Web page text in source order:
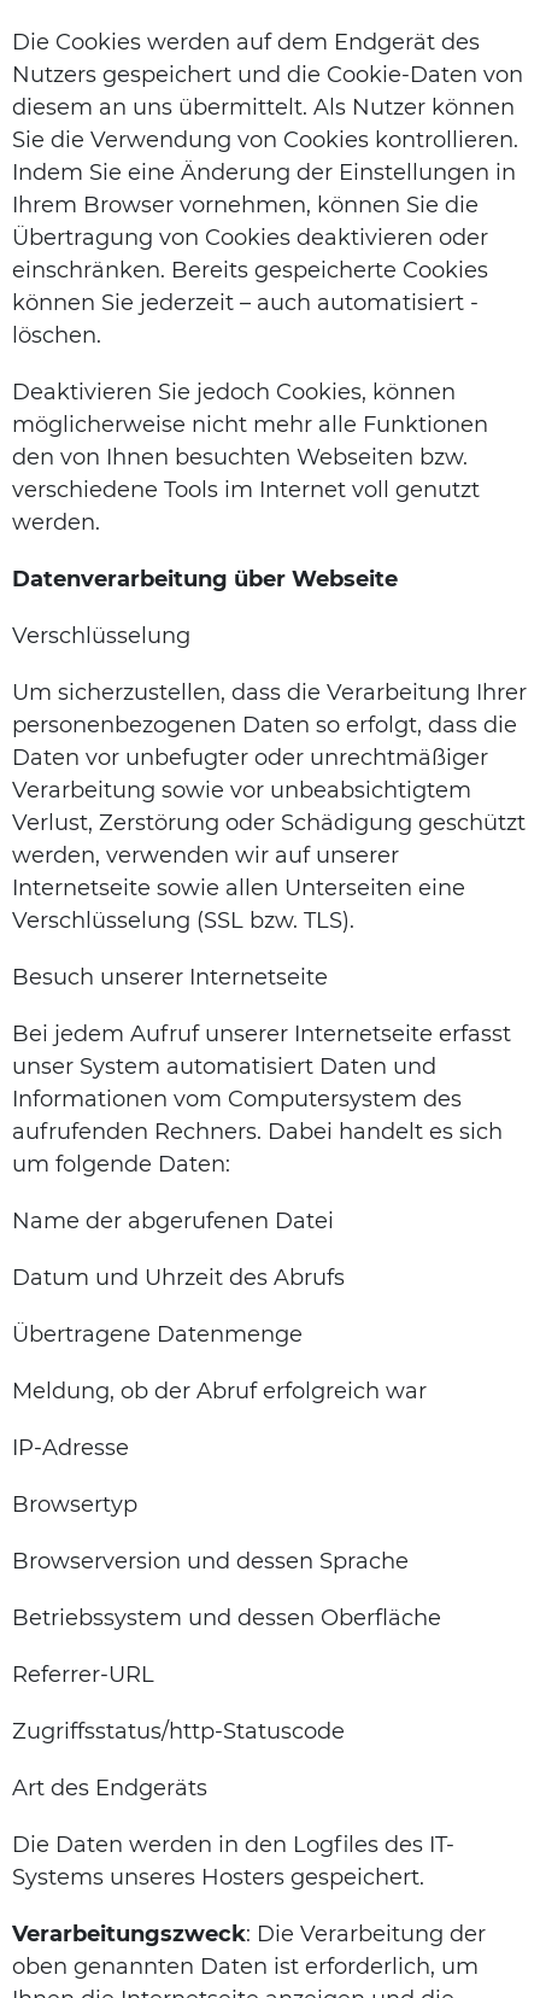
Die Cookies werden auf dem Endgerät des
Nutzers gespeichert und die Cookie-Daten von
diesem an uns übermittelt. Als Nutzer können
Sie die Verwendung von Cookies kontrollieren.
Indem Sie eine Änderung der Einstellungen in
Ihrem Browser vornehmen, können Sie die
Übertragung von Cookies deaktivieren oder
einschränken. Bereits gespeicherte Cookies
können Sie jederzeit – auch automatisiert -
löschen.
Deaktivieren Sie jedoch Cookies, können
möglicherweise nicht mehr alle Funktionen
den von Ihnen besuchten Webseiten bzw.
verschiedene Tools im Internet voll genutzt
werden.
Datenverarbeitung über Webseite
Verschlüsselung
Um sicherzustellen, dass die Verarbeitung Ihrer
personenbezogenen Daten so erfolgt, dass die
Daten vor unbefugter oder unrechtmäßiger
Verarbeitung sowie vor unbeabsichtigtem
Verlust, Zerstörung oder Schädigung geschützt
werden, verwenden wir auf unserer
Internetseite sowie allen Unterseiten eine
Verschlüsselung (SSL bzw. TLS).
Besuch unserer Internetseite
Bei jedem Aufruf unserer Internetseite erfasst
unser System automatisiert Daten und
Informationen vom Computersystem des
aufrufenden Rechners. Dabei handelt es sich
um folgende Daten:
Name der abgerufenen Datei
Datum und Uhrzeit des Abrufs
Übertragene Datenmenge
Meldung, ob der Abruf erfolgreich war
IP-Adresse
Browsertyp
Browserversion und dessen Sprache
Betriebssystem und dessen Oberfläche
Referrer-URL
Zugriffsstatus/http-Statuscode
Art des Endgeräts
Die Daten werden in den Logfiles des IT-
Systems unseres Hosters gespeichert.
Verarbeitungszweck: Die Verarbeitung der
oben genannten Daten ist erforderlich, um